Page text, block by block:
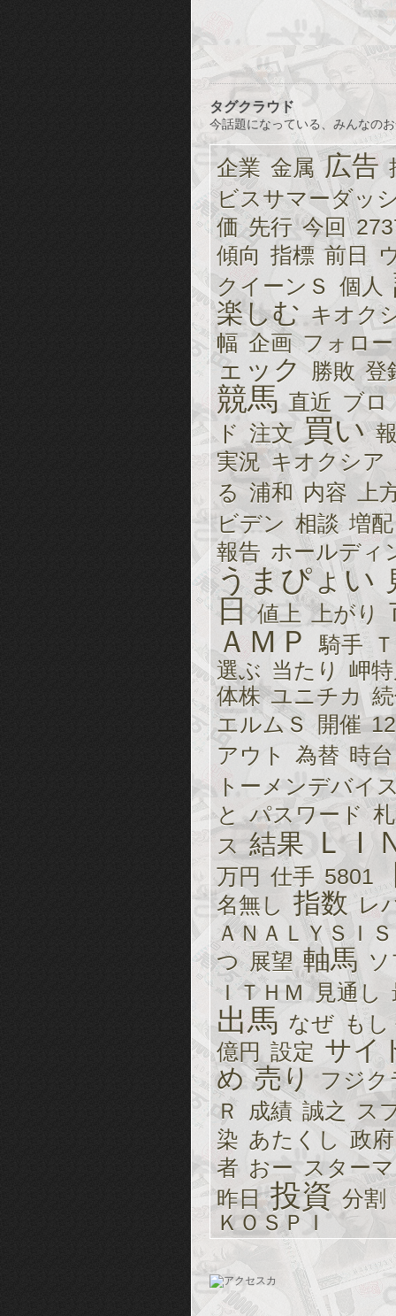
タグクラウド
今話題になっている、みんなの
企業 金属 広告
ビスサマーダッ
価 先行 今回
傾向 指標 前日
クイーンＳ 個人
楽しむ キオク
幅 企画 フォロー
ェック 勝敗 登
競馬 直近 ブロ
ド 注文 買い
実況 キオクシア
る 浦和 内容
上
ビデン 相談 増配
報告 ホールディ
うまぴょい
日 値上 上がり
ＡＭＰ 騎手
選ぶ 当たり
岬
体株 ユニチカ
エルムＳ
開催
アウト
為替 時台
トーメンデバイ
と パスワード
ス 結果 ＬＩ
万円 仕手 5801
名無し 指数 レ
ＡＮＡＬＹＳＩＳ
つ 展望 軸馬
ＩＴＨＭ 見通し
出馬 なぜ もし
億円 設定 サイ
め 売り フジク
Ｒ 成績 誠之
ス
染 あたくし 政府
者 おー スター
昨日 投資 分割
ＫＯＳＰＩ